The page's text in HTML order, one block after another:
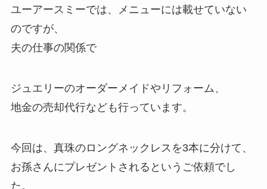
ユーアースミーでは、メニューには載せていない
のですが、
夫の仕事の関係で
ジュエリーのオーダーメイドやリフォーム、
地金の売却代行なども行っています。
今回は、真珠のロングネックレスを3本に分けて、
お孫さんにプレゼントされるというご依頼でし
た。